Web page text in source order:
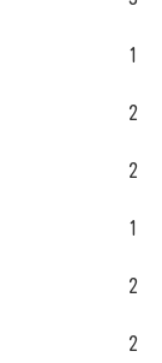
1
2
2
1
2
2